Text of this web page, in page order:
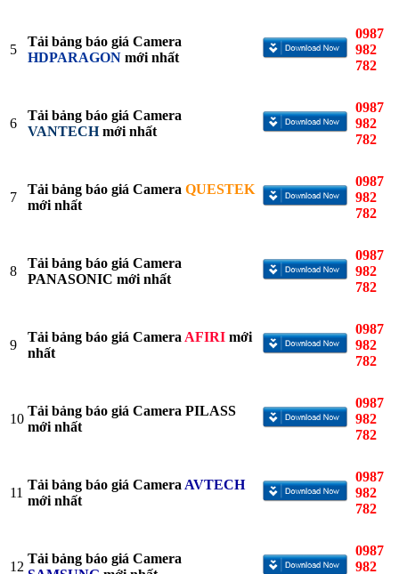
5
Tải bảng báo giá Camera
HDPARAGON mới nhất
0987
982
782
6
Tải bảng báo giá Camera
VANTECHmới nhất
0987
982
782
7
Tải bảng báo giá Camera QUESTEK
mới nhất
0987
982
782
8
Tải bảng báo giá Camera
PANASONIC mới nhất
0987
982
782
9
Tải bảng báo giá Camera AFIRI mới
nhất
0987
982
782
10
Tải bảng báo giá Camera PILASS
mới nhất
0987
982
782
11
Tải bảng báo giá Camera AVTECH
mới nhất
0987
982
782
12
Tải bảng báo giá Camera
0987
982